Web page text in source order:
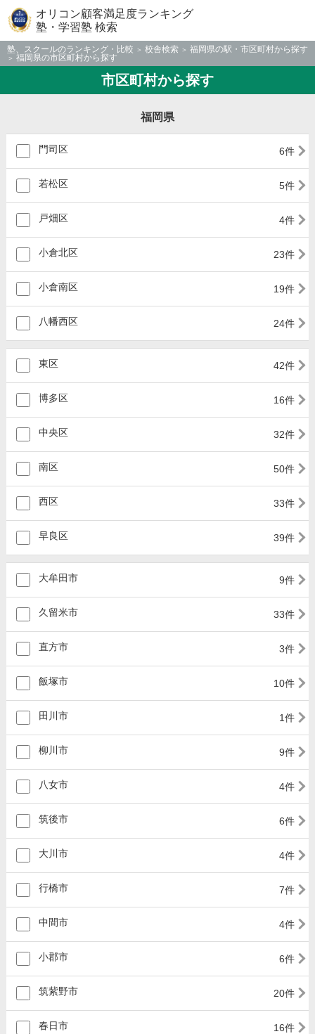
オリコン顧客満足度ランキング
塾・学習塾 検索
塾、スクールのランキング・比較 校舎検索
福岡県の駅・市区町村から探す
福岡県の市区町村から探す
市区町村から探す
福岡県
門司区 6件
若松区 5件
戸畑区 4件
小倉北区 23件
小倉南区 19件
八幡西区 24件
東区 42件
博多区 16件
中央区 32件
南区 50件
西区 33件
早良区 39件
大牟田市 9件
久留米市 33件
直方市 3件
飯塚市 10件
田川市 1件
柳川市 9件
八女市 4件
筑後市 6件
大川市 4件
行橋市 7件
中間市 4件
小郡市 6件
筑紫野市 20件
春日市 16件